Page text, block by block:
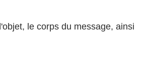
le corps du message, ainsi